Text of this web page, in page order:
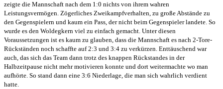
zeigte die Mannschaft nach dem 1:0 nichts von ihrem wahren
Leistungsvermögen. Zögerliches Zweikampfverhalten, zu große Abstände zu
den Gegenspielern und kaum ein Pass, der nicht beim Gegenspieler landete. So
wurde es den Woldegkern viel zu einfach gemacht. Unter diesen
Voraussetzungen ist es kaum zu glauben, dass die Mannschaft es nach 2-Tore-
Rückständen noch schaffte auf 2:3 und 3:4 zu verkürzen. Enttäuschend war
auch, das sich das Team dann trotz des knappen Rückstandes in der
Halbzeitpause nicht mehr motivieren konnte und dort weitermachte wo man
aufhörte. So stand dann eine 3:6 Niederlage, die man sich wahrlich verdient
hatte.